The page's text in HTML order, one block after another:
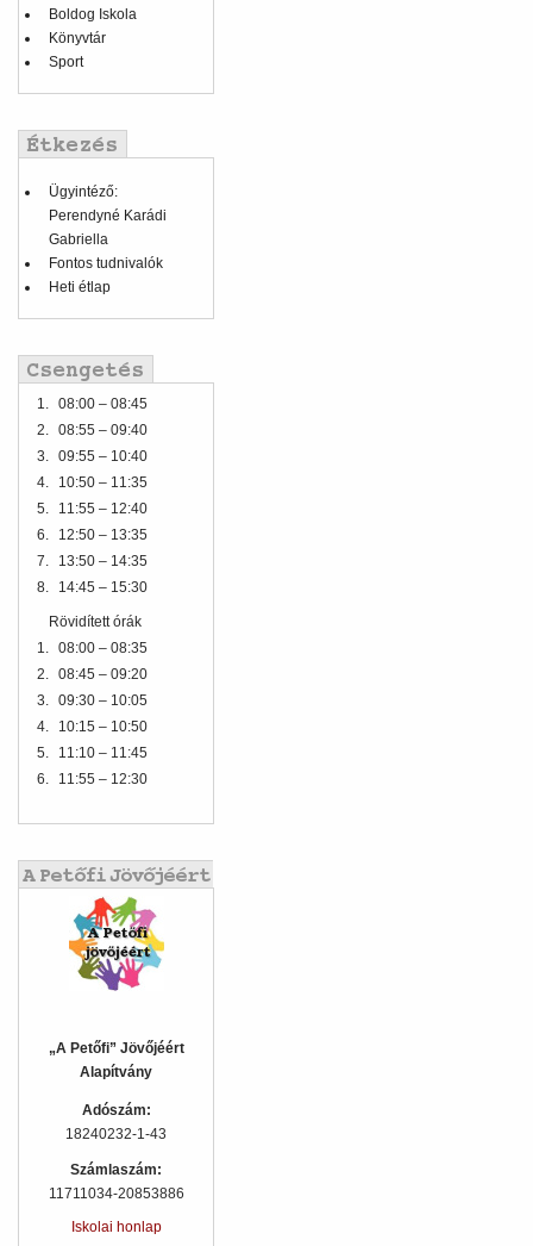
Boldog Iskola
Könyvtár
Sport
Ügyintéző:
Perendyné Karádi
Gabriella
Fontos tudnivalók
Heti étlap
1. 08:00 – 08:45
2. 08:55 – 09:40
3. 09:55 – 10:40
4.
10:50 – 11:35
5.
11:55 – 12:40
6.
12:50 – 13:35
7.
13:50 – 14:35
8.
14:45 – 15:30
Rövidített órák
1. 08:00 – 08:35
2. 08:45 – 09:20
3. 09:30 – 10:05
4.
10:15 – 10:50
5.
11:10 – 11:45
6.
11:55 – 12:30
„A Petőfi” Jövőjéért
Alapítvány
Adószám:
18240232-1-43
Számlaszám:
11711034-20853886
Iskolai honlap